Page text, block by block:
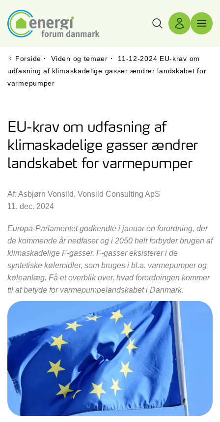
Søg Log ind
Forside · Viden og temaer ·
11-12-2024 EU-krav om
udfasning af klimaskadelige gasser ændrer landskabet for
varmepumper
EU-krav om udfasning af
klimaskadelige gasser ændrer
landskabet for varmepumper
Af: Asbjørn Vonsild, Vonsild Consulting ApS
11. dec. 2024
Europa-Parlamentet godkendte i januar en forordning, der
de kommende år nedfaser og i 2050 helt forbyder brugen af
klimaskadelige F-gasser. F-gasser eksisterer i de
syntetiske kølemidler, som bruges i bl.a. varmepumper og
køleanlæg. Få et overblik over, hvad forordningen kommer
til at betyde for varmepumpelandskabet i Danmark.